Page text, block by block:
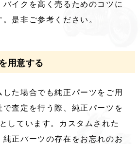
バイクを高く売るためのコツに
是非ご参考ください。
用意する
た場合でも純正パーツをご用
で査定を行う際、純正パーツを
としています。カスタムされた
純正パーツの存在をお忘れのお